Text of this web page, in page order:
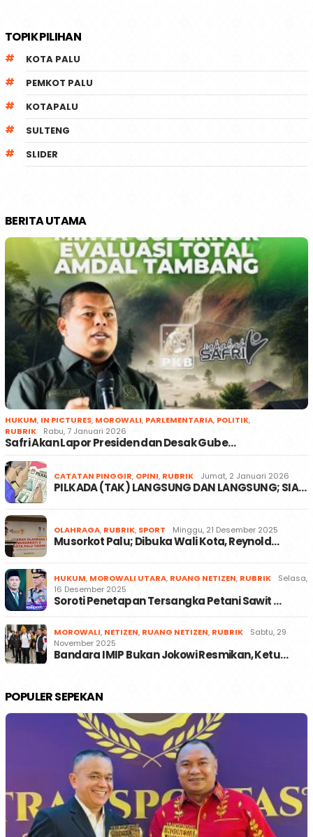
TOPIK PILIHAN
KOTA PALU
PEMKOT PALU
KOTAPALU
SULTENG
SLIDER
BERITA UTAMA
HUKUM, IN PICTURES, MOROWALI, PARLEMENTARIA, POLITIK,
RUBRIK
Rabu, 7 Januari 2026
Safri Akan Lapor Presiden dan Desak Gube…
CATATAN PINGGIR, OPINI, RUBRIK Jumat, 2 Januari 2026
PILKADA (TAK) LANGSUNG DAN LANGSUNG; SIA…
OLAHRAGA, RUBRIK, SPORT Minggu, 21 Desember 2025
Musorkot Palu; Dibuka Wali Kota, Reynold…
HUKUM, MOROWALI UTARA, RUANG NETIZEN, RUBRIK
Selasa,
16 Desember 2025
Soroti Penetapan Tersangka Petani Sawit …
MOROWALI, NETIZEN, RUANG NETIZEN, RUBRIK
Sabtu, 29
November 2025
Bandara IMIP Bukan Jokowi Resmikan, Ketu…
POPULER SEPEKAN